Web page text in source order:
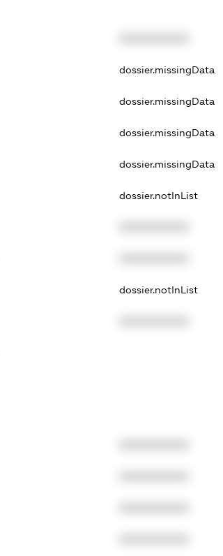
dossier.missingData
dossier.missingData
dossier.missingData
dossier.missingData
dossier.notInList
dossier.notInList